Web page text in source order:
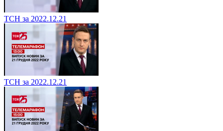
ТСН за 2022.12.21
ТСН за 2022.12.21